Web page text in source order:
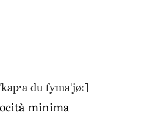
du fymaˈjøː]
minima